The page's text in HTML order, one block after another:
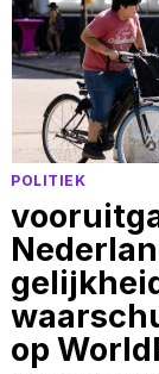
POLITIEK
op